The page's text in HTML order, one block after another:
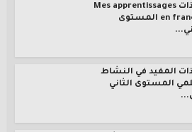
جذاذات Mes apprentissages
en français المستوى
المفيد في النشاط
المستوى الثاني